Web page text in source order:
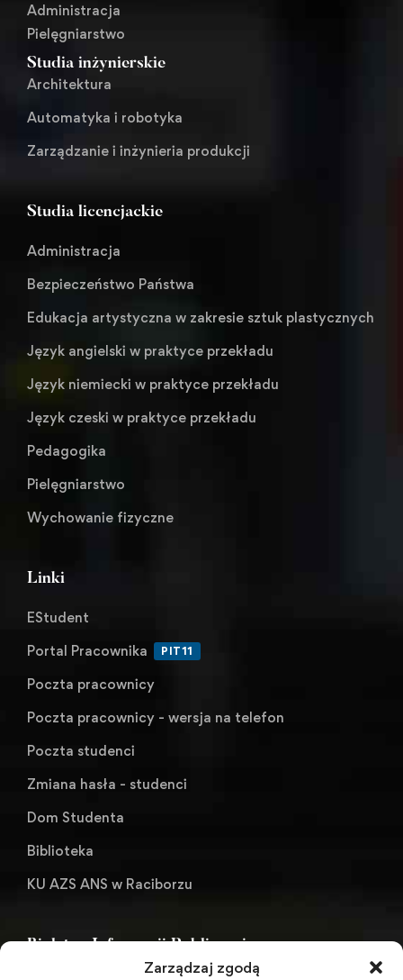
Zarządzaj zgodą
Administracja
Pielęgniarstwo
Studia inżynierskie
Architektura
Automatyka i robotyka
Zarządzanie i inżynieria produkcji
Studia licencjackie
Administracja
Bezpieczeństwo Państwa
Edukacja artystyczna w zakresie sztuk plastycznych
Język angielski w praktyce przekładu
Język niemiecki w praktyce przekładu
Język czeski w praktyce przekładu
Pedagogika
Pielęgniarstwo
Wychowanie fizyczne
Linki
EStudent
Portal Pracownika
PIT11
Poczta pracownicy
Poczta pracownicy - wersja na telefon
Poczta studenci
Zmiana hasła - studenci
Dom Studenta
Biblioteka
KU AZS ANS w Raciborzu
Biuletyn Informacji Publicznej